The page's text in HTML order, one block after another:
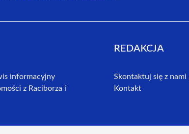
informacyjny
z Raciborza i
REDAKCJA
Skontaktuj się z
Kontakt